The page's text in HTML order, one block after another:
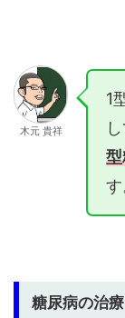
木元 貴祥
1
す
糖尿病の治